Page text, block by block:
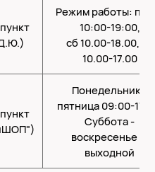
Режим работы: пн-
10:00-19:00,
сб 10.00-18.00, вс
10.00-17.00
Понедельник -
пятница 09:00-
Суббота -
воскресенье —
выходной